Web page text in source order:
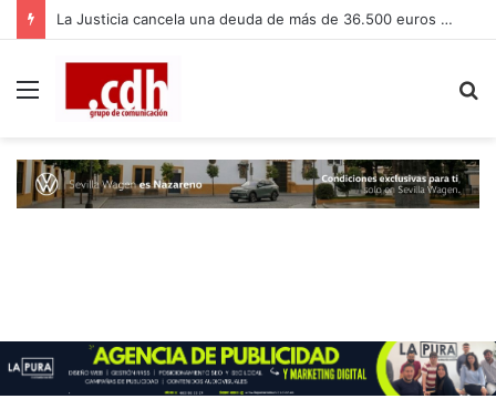
La Justicia cancela una deuda de más de 36.500 euros a una vecina de Dos Hermanas gracias a la Ley de la Segunda Oportunidad